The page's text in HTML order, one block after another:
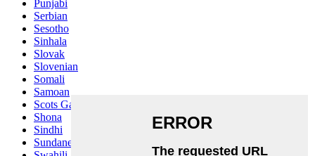
Punjabi
Serbian
Sesotho
Sinhala
Slovak
Slovenian
Somali
Samoan
Scots Gaelic
Shona
Sindhi
Sundanese